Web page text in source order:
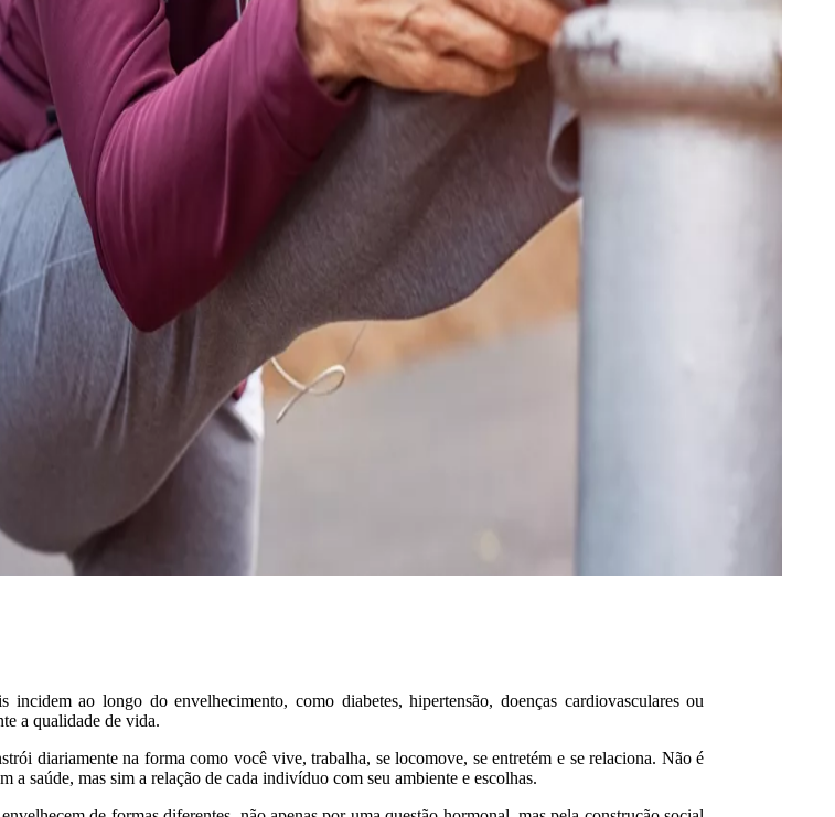
ao longo do envelhecimento, como diabetes, hipertensão, doenças cardiovasculares ou
a qualidade de vida.
diariamente na forma como você vive, trabalha, se locomove, se entretém e se relaciona. Não é
a saúde, mas sim a relação de cada indivíduo com seu ambiente e escolhas.